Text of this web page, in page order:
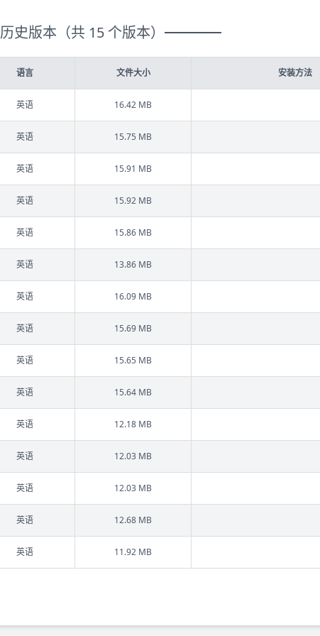
历史版本（共 15 个版本）
语言 文件大小 安装方法
英语 16.42 MB
英语 15.75 MB
英语 15.91 MB
英语 15.92 MB
英语 15.86 MB
英语 13.86 MB
英语 16.09 MB
英语 15.69 MB
英语 15.65 MB
英语 15.64 MB
英语 12.18 MB
英语 12.03 MB
英语 12.03 MB
英语 12.68 MB
英语 11.92 MB